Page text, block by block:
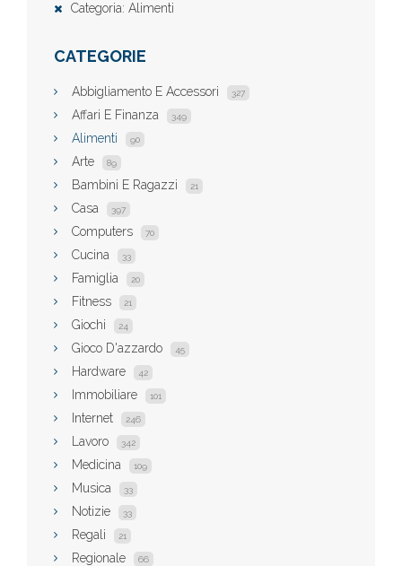
Categoria: Alimenti
CATEGORIE
Abbigliamento E Accessori 327
Affari E Finanza 349
Alimenti 90
Arte 89
Bambini E Ragazzi 21
Casa 397
Computers 70
Cucina 33
Famiglia 20
Fitness 21
Giochi 24
Gioco D'azzardo 45
Hardware 42
Immobiliare 101
Internet 246
Lavoro 342
Medicina 109
Musica 33
Notizie 33
Regali 21
Regionale 66